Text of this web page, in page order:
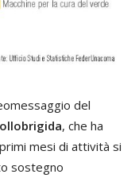
del
, che ha
mesi di attività si
sostegno